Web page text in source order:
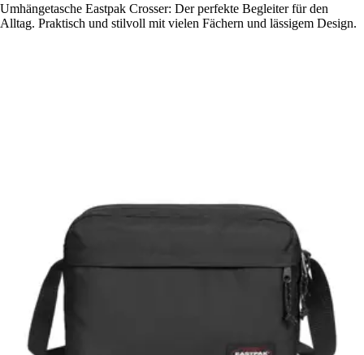
Umhängetasche Eastpak Crosser: Der perfekte Begleiter für den
Alltag. Praktisch und stilvoll mit vielen Fächern und lässigem Design.